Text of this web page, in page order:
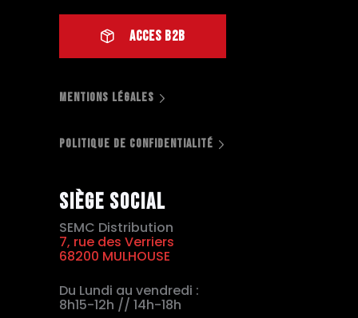
ACCES B2B
MENTIONS LÉGALES
POLITIQUE DE CONFIDENTIALITÉ
Siège social
SEMC Distribution
7, rue des Verriers
68200 MULHOUSE
Du Lundi au vendredi :
8h15-12h // 14h-18h